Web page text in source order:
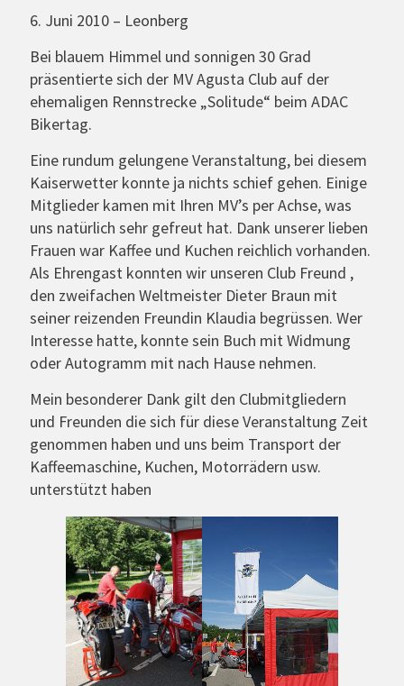
6. Juni 2010 – Leonberg
Bei blauem Himmel und sonnigen 30 Grad
präsentierte sich der MV Agusta Club auf der
ehemaligen Rennstrecke „Solitude“ beim ADAC
Bikertag.
Eine rundum gelungene Veranstaltung, bei diesem
Kaiserwetter konnte ja nichts schief gehen. Einige
Mitglieder kamen mit Ihren MV’s per Achse, was
uns natürlich sehr gefreut hat. Dank unserer lieben
Frauen war Kaffee und Kuchen reichlich vorhanden.
Als Ehrengast konnten wir unseren Club Freund ,
den zweifachen Weltmeister Dieter Braun mit
seiner reizenden Freundin Klaudia begrüssen. Wer
Interesse hatte, konnte sein Buch mit Widmung
oder Autogramm mit nach Hause nehmen.
Mein besonderer Dank gilt den Clubmitgliedern
und Freunden die sich für diese Veranstaltung Zeit
genommen haben und uns beim Transport der
Kaffeemaschine, Kuchen, Motorrädern usw.
unterstützt haben